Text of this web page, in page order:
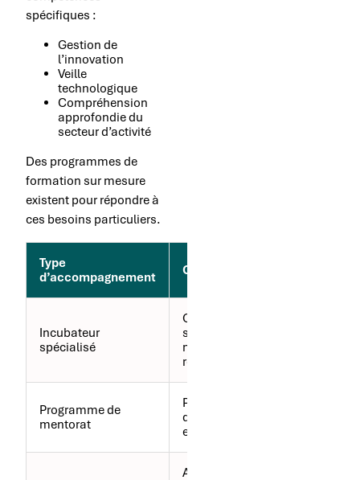
spécifiques :
Gestion de
l’innovation
Veille
technologique
Compréhension
approfondie du
secteur d’activité
Des programmes de
formation sur mesure
existent pour répondre à
ces besoins particuliers.
Type
d’accompagnement
Objectifs
Incubateur
spécialisé
Conseil
stratégique et
mise en
réseau
Programme de
mentorat
Partage
d’expérience
et coaching
Acquisition